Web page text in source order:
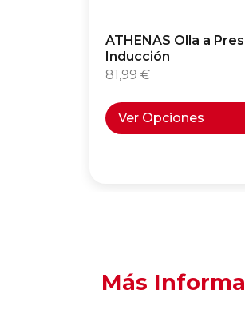
ATHENAS Olla a
Inducción
81,99 €
Ver Opciones
Más